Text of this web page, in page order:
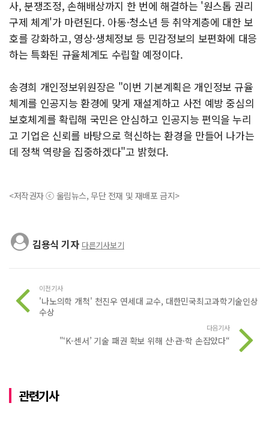
사, 분쟁조정, 손해배상까지 한 번에 해결하는 '원스톱 권리
구제 체계'가 마련된다. 아동·청소년 등 취약계층에 대한 보
호를 강화하고, 영상·생체정보 등 민감정보의 보편화에 대응
하는 특화된 규율체계도 수립할 예정이다.
송경희 개인정보위원장은 "이번 기본계획은 개인정보 규율
체계를 인공지능 환경에 맞게 재설계하고 사전 예방 중심의
보호체계를 확립해 국민은 안심하고 인공지능 편익을 누리
고 기업은 신뢰를 바탕으로 혁신하는 환경을 만들어 나가는
데 정책 역량을 집중하겠다"고 밝혔다.
<저작권자 ⓒ 울림뉴스, 무단 전재 및 재배포 금지>
김용식 기자 다른기사보기
이전기사
'나노의학 개척' 천진우 연세대 교수, 대한민국최고과학기술인상
수상
다음기사
"‘K-센서’ 기술 패권 확보 위해 산·관·학 손잡았다“
관련기사